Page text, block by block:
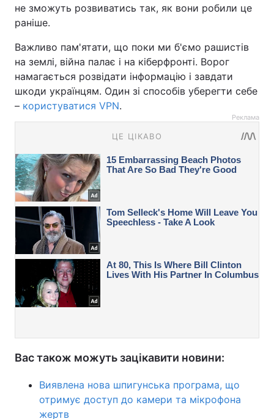
не зможуть розвиватись так, як вони робили це
раніше.
Важливо пам'ятати, що поки ми б'ємо рашистів
на землі, війна палає і на кіберфронті. Ворог
намагається розвідати інформацію і завдати
шкоди українцям. Один зі способів уберегти себе
– користуватися VPN.
Реклама
Вас також можуть зацікавити новини:
Виявлена нова шпигунська програма, що
отримує доступ до камери та мікрофона
жертв